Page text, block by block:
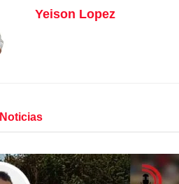
Yeison Lopez
Noticias